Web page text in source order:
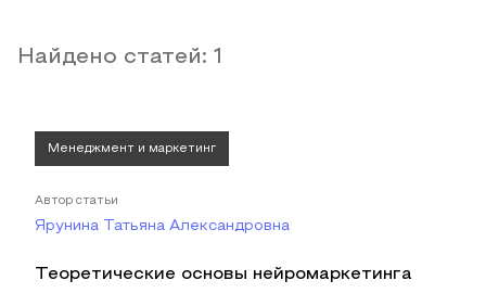
Найдено статей: 1
Менеджмент и маркетинг
Автор статьи
Ярунина Татьяна Александровна
Теоретические основы нейромаркетинга